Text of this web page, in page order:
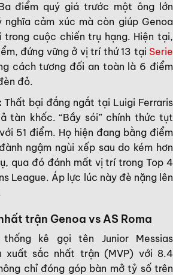
điểm quý giá trước một ông lớn
nghĩa cảm xúc mà còn giúp Genoa
cuộc chiến trụ hạng. Hiện tại,
đứng vững ở vị trí thứ 13 tại Serie
cách tương đối an toàn là 6 điểm
đỏ.
Thất bại đắng ngắt tại Luigi Ferraris
tàn khốc. “Bầy sói” chính thức tụt
51 điểm. Họ hiện đang bằng điểm
ngậm ngùi xếp sau do kém hơn
qua đó đánh mất vị trí trong Top 4
League. Áp lực lúc này đè nặng lên
trận Genoa vs AS Roma
kê gọi tên Junior Messias
xuất sắc nhất trận (MVP) với 8.4
chỉ đóng góp bàn mở tỷ số trên